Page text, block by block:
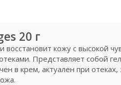
20 г
кожу с высокой
Представляет собой
крем, актуален при отеках,